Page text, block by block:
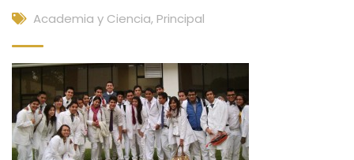
Academia y Ciencia, Principal